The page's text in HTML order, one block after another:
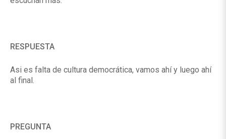
RESPUESTA
Asi es falta de cultura democrática, vamos ahí y luego ahí
al final.
PREGUNTA